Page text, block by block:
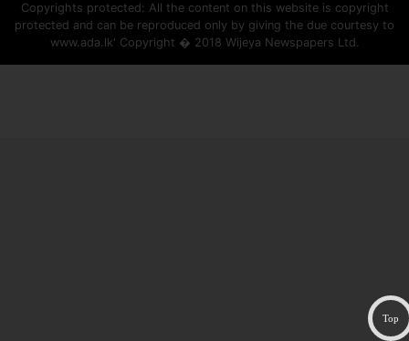
Top
Copyrights protected: All the content on this website is copyright
protected and can be reproduced only by giving the due courtesy to
www.ada.lk' Copyright � 2018 Wijeya Newspapers Ltd.